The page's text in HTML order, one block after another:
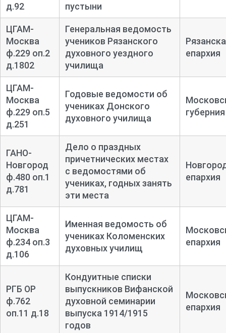
д.92
пустыни
ЦГАМ-
Москва
ф.229 оп.2
д.1802
Генеральная ведомость
учеников Рязанского
духовного уездного
училища
епархия
ЦГАМ-
Москва
ф.229 оп.5
д.251
Годовые ведомости об
учениках Донского
духовного училища
губерния
ГАНО-
Новгород
ф.480 оп.1
д.781
Дело о праздных
причетнических местах
с ведомостями об
учениках, годных занять
эти места
епархия
ЦГАМ-
Москва
ф.234 оп.3
д.106
Именная ведомость об
учениках Коломенских
духовных училищ
епархия
РГБ ОР
ф.762
оп.11 д.18
Кондуитные списки
выпускников Вифанской
духовной семинарии
выпуска 1914/1915
годов
епархия